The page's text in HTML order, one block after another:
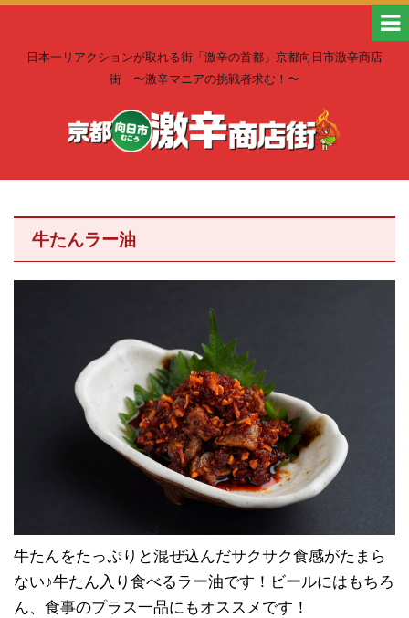
日本一リアクションが取れる街「激辛の首都」京都向日市激辛商店
街 〜激辛マニアの挑戦者求む！〜
牛たんラー油
牛たんをたっぷりと混ぜ込んだサクサク食感がたまら
ない♪牛たん入り食べるラー油です！ビールにはもちろ
ん、食事のプラス一品にもオススメです！